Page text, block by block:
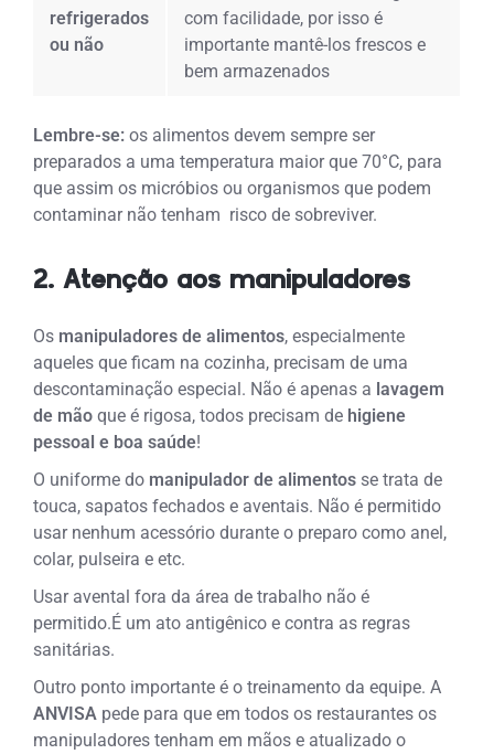
refrigerados
ou não
com facilidade, por isso é
importante mantê-los frescos e
bem armazenados
Lembre-se:os alimentos devem sempre ser
preparados a uma temperatura maior que 70°C, para
que assim os micróbios ou organismos que podem
contaminar não tenham risco de sobreviver.
2. Atenção aos manipuladores
Os manipuladores de alimentos, especialmente
aqueles que ficam na cozinha, precisam de uma
descontaminação especial. Não é apenas a lavagem
de mão que é rigosa, todos precisam de higiene
pessoal e boa saúde!
O uniforme do manipulador de alimentos se trata de
touca, sapatos fechados e aventais. Não é permitido
usar nenhum acessório durante o preparo como anel,
colar, pulseira e etc.
Usar avental fora da área de trabalho não é
permitido.É um ato antigênico e contra as regras
sanitárias.
Outro ponto importante é o treinamento da equipe. A
ANVISA pede para que em todos os restaurantes os
manipuladores tenham em mãos e atualizado o